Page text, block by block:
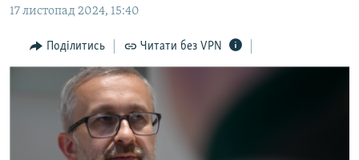
до
ВСЕ ЗА ДЕНЬ
СПЕЦПРОЕКТИ
ДЕПОРТАЦІЯ
ВІДЕОУРОКИ «ELIFBE»
ЯК ОБІЙТИ БЛОКУВАННЯ
Русский
17 листопад 2024, 15:40
Поділитись Читати без VPN